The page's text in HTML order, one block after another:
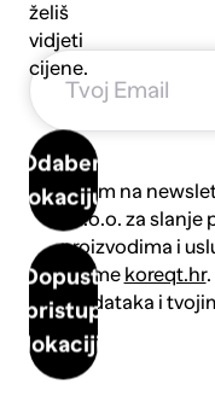
želiš
vidjeti
cijene.
Odaberi
lokaciju
Dopusti
pristup
lokaciji
Prijavom na
d.o.o. za
proizvodima i
platforme koreqt.hr
podataka i